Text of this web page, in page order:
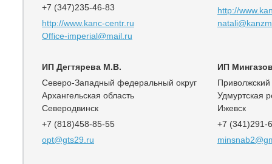
+7 (347)235-46-83
http://www.kanc-centr.ru
Office-imperial@mail.ru
http://
ИП Дегтярева М.В.
Северо-Западный федеральный округ
Архангельская область
Северодвинск
+7 (818)458-85-55
opt@gts29.ru
ИП
Удмуртская
Ижевск
+7 (341)291-